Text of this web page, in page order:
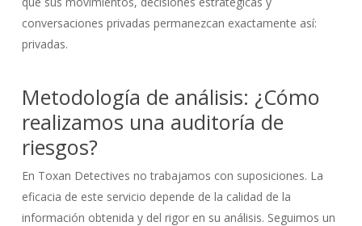
conversaciones privadas permanezcan exactamente así:
privadas.
Metodología de análisis: ¿Cómo
realizamos una auditoría de
riesgos?
En Toxan Detectives no trabajamos con suposiciones. La
eficacia de este servicio depende de la calidad de la
información obtenida y del rigor en su análisis. Seguimos un